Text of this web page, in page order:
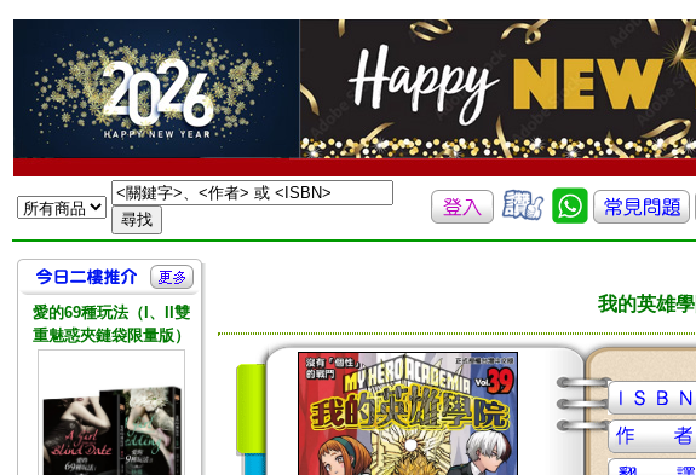
愛的69種玩法（I、II雙
重魅惑夾鏈袋限量版）
我的英雄